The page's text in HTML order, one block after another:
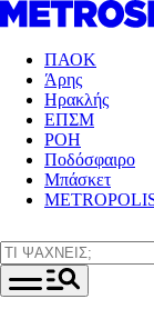
ΠΑΟΚ
Άρης
Ηρακλής
ΕΠΣΜ
ΡΟΗ
Ποδόσφαιρο
Μπάσκετ